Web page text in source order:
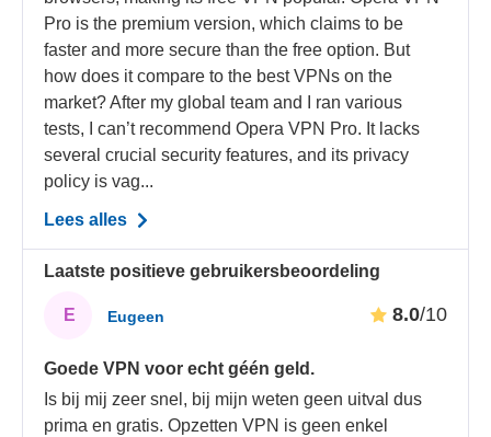
Pro is the premium version, which claims to be
faster and more secure than the free option. But
how does it compare to the best VPNs on the
market? After my global team and I ran various
tests, I can’t recommend Opera VPN Pro. It lacks
several crucial security features, and its privacy
policy is vag...
Lees alles
Laatste positieve gebruikersbeoordeling
E Eugeen 8.0/10
Goede VPN voor echt géén geld.
Is bij mij zeer snel, bij mijn weten geen uitval dus
prima en gratis. Opzetten VPN is geen enkel